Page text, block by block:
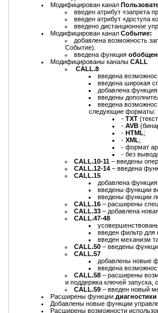
Модифицирован канал
введен атрибут «запрета
введен атрибут «доступа
введено дистанционное
Модифицирован канал Событие:
добавлена возможность
Событие).
введена функция
Модифицированы каналы CALL
CALL.8
введена
введена широкая
добавлена
введены
введена
следующие форматы:
- TXT
- AVB
- HTML;
- XML;
- формат
- без
CALL.10-11 – введены
CALL.12-14 – введена
CALL.15
добавлена
введены функции
введены функции
CALL.16 – расширены
CALL.33 – добавлена
CALL.47-48
введен фильтр для
введен механизм
CALL.50 – введены
CALL.57
добавлены новые
введена
CALL.58 – расширены
и поддержка ключей запуска,
CALL.59 – введен новый
Расширены функции диагностики
Добавлены новые функции
Расширены возможности